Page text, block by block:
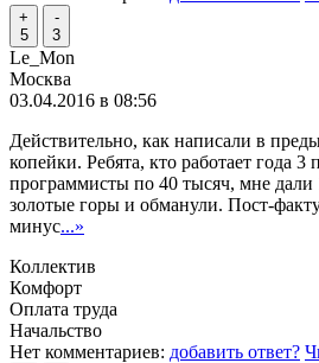
+
5
-
3
Le_Mon
Москва
03.04.2016 в 08:56
Действительно, как написали в
копейки. Ребята, кто работает года 3
программисты по 40 тысяч, мне
золотые горы и обманули. Пост-
минус...»
Коллектив
Комфорт
Оплата труда
Начальство
Нет комментариев: добавить ответ?